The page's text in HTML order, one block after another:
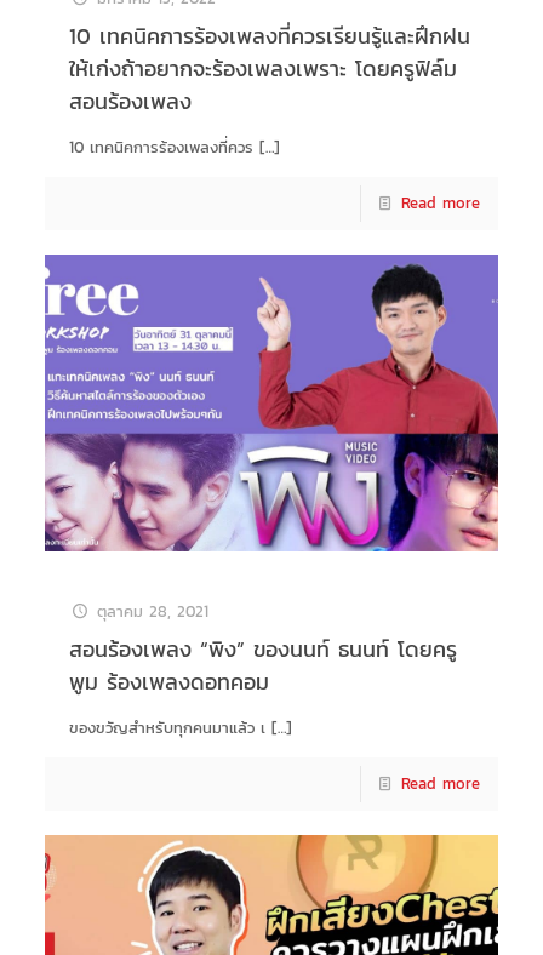
10 เทคนิคการร้องเพลงที่ควรเรียนรู้และฝึกฝน
ให้เก่งถ้าอยากจะร้องเพลงเพราะ โดยครูฟิล์ม
สอนร้องเพลง
10 เทคนิคการร้องเพลงที่ควร […]
Read more
ตุลาคม 28, 2021
สอนร้องเพลง “พิง” ของนนท์ ธนนท์ โดยครู
พูม ร้องเพลงดอทคอม
ของขวัญสำหรับทุกคนมาแล้ว เ[…]
Read more